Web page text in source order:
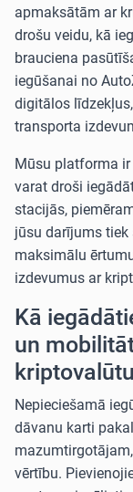
apmaksātām ar
drošu veidu, kā
brauciena
iegūšanai no
digitālos
transporta
Mūsu platforma
varat droši
stacijās,
jūsu darījums
maksimālu
izdevumus ar
Kā
un
Nepieciešamā
dāvanu karti
vērtību.